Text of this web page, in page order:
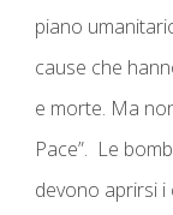
piano
cause che
e morte. Ma
Pace”. Le
devono aprirsi i